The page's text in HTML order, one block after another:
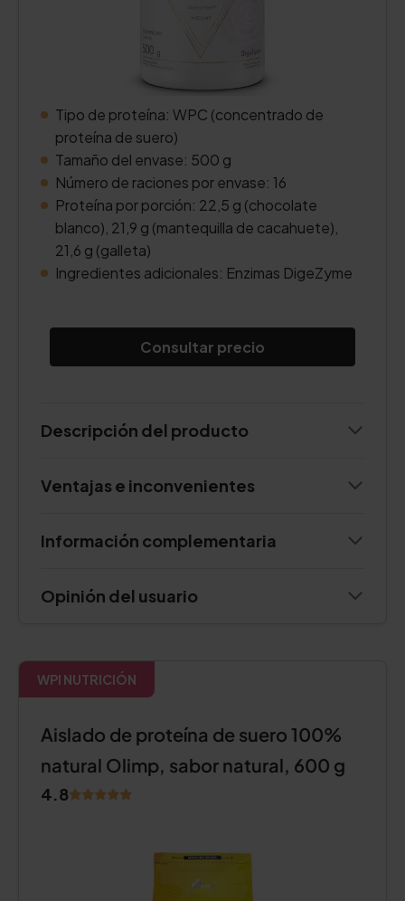
Tipo de proteína: WPC (concentrado de
proteína de suero)
Tamaño del envase: 500 g
Número de raciones por envase: 16
Proteína por porción: 22,5 g (chocolate
blanco), 21,9 g (mantequilla de cacahuete),
21,6 g (galleta)
Ingredientes adicionales: Enzimas DigeZyme
Consultar precio
Descripción del producto
Ventajas e inconvenientes
Información complementaria
Opinión del usuario
WPI NUTRICIÓN
Aislado de proteína de suero 100%
natural Olimp, sabor natural, 600 g
4.8